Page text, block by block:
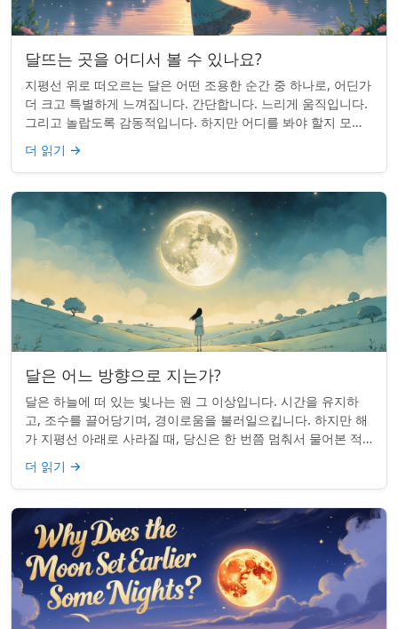
달뜨는 곳을 어디서 볼 수 있나요?
지평선 위로 떠오르는 달은 어떤 조용한 순간 중 하나로, 어딘가
더 크고 특별하게 느껴집니다. 간단합니다. 느리게 움직입니다.
그리고 놀랍도록 감동적입니다. 하지만 어디를 봐야 할지 모르
면 잡기 쉽지 않을 수 있습니...
더 읽기 →
달은 어느 방향으로 지는가?
달은 하늘에 떠 있는 빛나는 원 그 이상입니다. 시간을 유지하
고, 조수를 끌어당기며, 경이로움을 불러일으킵니다. 하지만 해
가 지평선 아래로 사라질 때, 당신은 한 번쯤 멈춰서 물어본 적
이 있나요: 그곳은 어디일까? ...
더 읽기 →